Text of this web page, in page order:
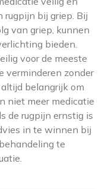
bij griep. Bij
van griep, kunnen
bieden.
voor de meeste
verminderen zonder
belangrijk om
niet meer medicatie
de rugpijn ernstig is
in te winnen bij
te